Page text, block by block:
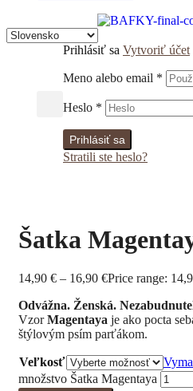
Prihlásiť sa Vytvoriť účet
Meno alebo email *
Heslo *
Prihlásiť sa
Stratili ste heslo?
Šatka
14,90 € – 16,90 €Price range:
Odvážna. Ženská.
VzorMagentaya je ako pocta
štýlovým psím parťákom.
Veľkosť
množstvo Šatka Magentaya